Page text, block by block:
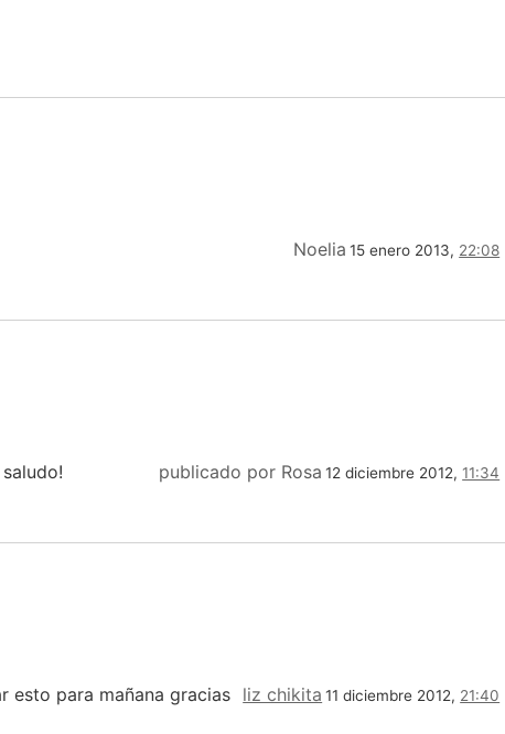
Noelia 15 enero 2013, 22:08
publicado por Rosa 12 diciembre 2012,11:34
liz chikita 11 diciembre 2012, 21:40
esto para mañana gracias